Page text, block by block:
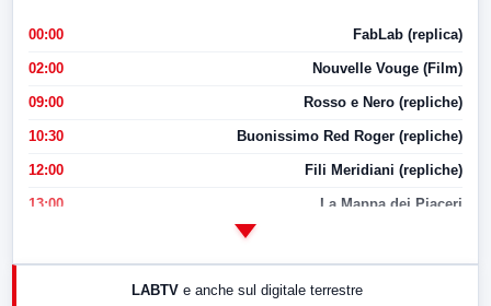
00:00 FabLab (replica)
02:00 Nouvelle Vouge (Film)
09:00 Rosso e Nero (repliche)
10:30 Buonissimo Red Roger (repliche)
12:00 Fili Meridiani (repliche)
13:00 La Mappa dei Piaceri
LABTV e anche sul digitale terrestre